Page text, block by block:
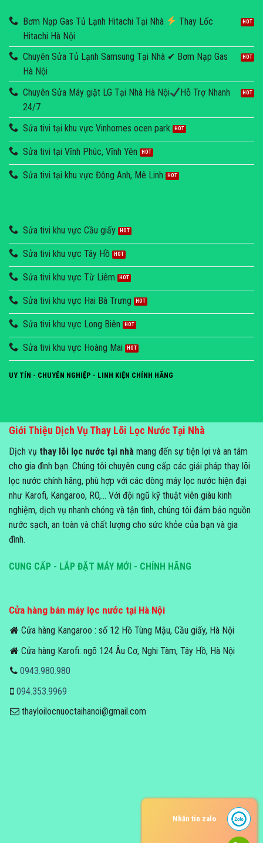
Bơm Nạp Gas Tủ Lạnh Hitachi Tại Nhà
Thay Lốc
Hitachi Hà Nội
Chuyên Sửa Tủ Lạnh Samsung Tại Nhà ✔ Bơm Nạp Gas
Hà Nội
Chuyên Sửa Máy giặt LG Tại Nhà Hà Nội
Hỗ Trợ Nhanh
24/7
Sửa tivi tại khu vực Vinhomes ocen park
Sửa tivi tại Vĩnh Phúc, Vĩnh Yên
Sửa tivi tại khu vực Đông Anh, Mê Linh
Sửa tivi khu vực Cầu giấy
Sửa tivi khu vực Tây Hồ
Sửa tivi khu vực Từ Liêm
Sửa tivi khu vực Hai Bà Trưng
Sửa tivi khu vực Long Biên
Sửa tivi khu vực Hoàng Mai
UY TÍN - CHUYÊN NGHIỆP - LINH KIỆN CHÍNH HÃNG
Giới Thiệu Dịch Vụ Thay Lõi Lọc Nước Tại Nhà
Dịch vụ thay lõi lọc nước tại nhà mang đến sự tiện lợi và an tâm
cho gia đình bạn. Chúng tôi chuyên cung cấp các giải pháp thay lõi
lọc nước chính hãng, phù hợp với các dòng máy lọc nước hiện đại
như Karofi, Kangaroo, RO,... Với đội ngũ kỹ thuật viên giàu kinh
nghiệm, dịch vụ nhanh chóng và tận tình, chúng tôi đảm bảo nguồn
nước sạch, an toàn và chất lượng cho sức khỏe của bạn và gia
đình.
CUNG CẤP - LẮP ĐẶT MÁY MỚI - CHÍNH HÃNG
Cửa hàng bán máy lọc nước tại Hà Nội
Cửa hàng Kangaroo : số 12 Hồ Tùng Mậu, Cầu giấy, Hà Nội
Cửa hàng Karofi: ngõ 124 Âu Cơ, Nghi Tàm, Tây Hồ, Hà Nội
0943.980.980
094.353.9969
thayloilocnuoctaihanoi@gmail.com
Nhắn tin zalo